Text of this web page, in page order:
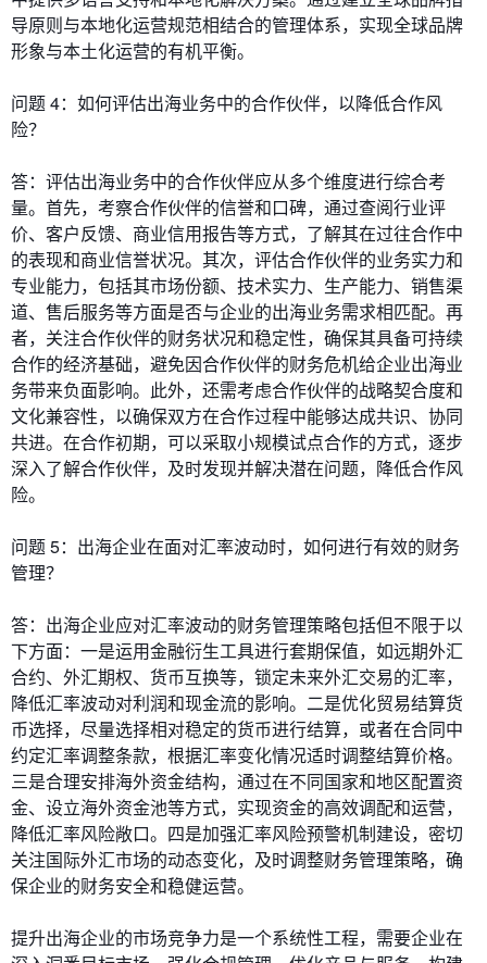
导原则与本地化运营规范相结合的管理体系，实现全球品牌
形象与本土化运营的有机平衡。
问题 4：如何评估出海业务中的合作伙伴，以降低合作风
险？
答：评估出海业务中的合作伙伴应从多个维度进行综合考
量。首先，考察合作伙伴的信誉和口碑，通过查阅行业评
价、客户反馈、商业信用报告等方式，了解其在过往合作中
的表现和商业信誉状况。其次，评估合作伙伴的业务实力和
专业能力，包括其市场份额、技术实力、生产能力、销售渠
道、售后服务等方面是否与企业的出海业务需求相匹配。再
者，关注合作伙伴的财务状况和稳定性，确保其具备可持续
合作的经济基础，避免因合作伙伴的财务危机给企业出海业
务带来负面影响。此外，还需考虑合作伙伴的战略契合度和
文化兼容性，以确保双方在合作过程中能够达成共识、协同
共进。在合作初期，可以采取小规模试点合作的方式，逐步
深入了解合作伙伴，及时发现并解决潜在问题，降低合作风
险。
问题 5：出海企业在面对汇率波动时，如何进行有效的财务
管理？
答：出海企业应对汇率波动的财务管理策略包括但不限于以
下方面：一是运用金融衍生工具进行套期保值，如远期外汇
合约、外汇期权、货币互换等，锁定未来外汇交易的汇率，
降低汇率波动对利润和现金流的影响。二是优化贸易结算货
币选择，尽量选择相对稳定的货币进行结算，或者在合同中
约定汇率调整条款，根据汇率变化情况适时调整结算价格。
三是合理安排海外资金结构，通过在不同国家和地区配置资
金、设立海外资金池等方式，实现资金的高效调配和运营，
降低汇率风险敞口。四是加强汇率风险预警机制建设，密切
关注国际外汇市场的动态变化，及时调整财务管理策略，确
保企业的财务安全和稳健运营。
提升出海企业的市场竞争力是一个系统性工程，需要企业在